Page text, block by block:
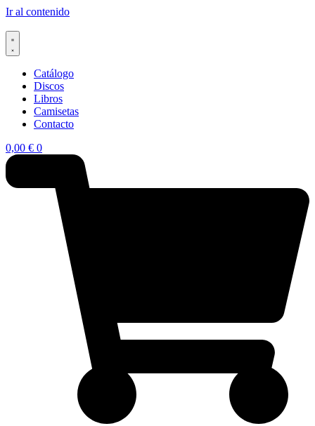
Ir al contenido
Catálogo
Discos
Libros
Camisetas
Contacto
0,00 € 0